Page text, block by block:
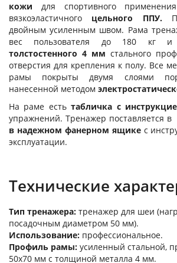
кожи для спортивного
вязкоэластичного цельного ППУ.
двойным усиленным швом. Рама
вес пользователя до 180 кг и
толстостенного 4 мм стального
отверстия для крепления к полу. Все
рамы покрыты двумя слоями
нанесенной методом
На раме естьтабличка с
упражнений. Тренажер поставляется
в надежном фанерном ящикес
эксплуатации.
Технические
Тип тренажера: тренажер для шеи
посадочным диаметром 50 мм).
Использование: профессиональное.
Профиль рамы: усиленный стальной,
50х70 мм с толщиной металла 4 мм.